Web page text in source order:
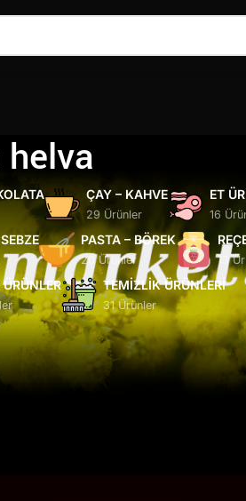
ÇAY – KAHVE
29 Ürünler
ET
16
PASTA – BÖREK
20 Ürünler 13
ÜRÜNLER TEMIZLIK ÜRÜNLERI
31 Ürünler